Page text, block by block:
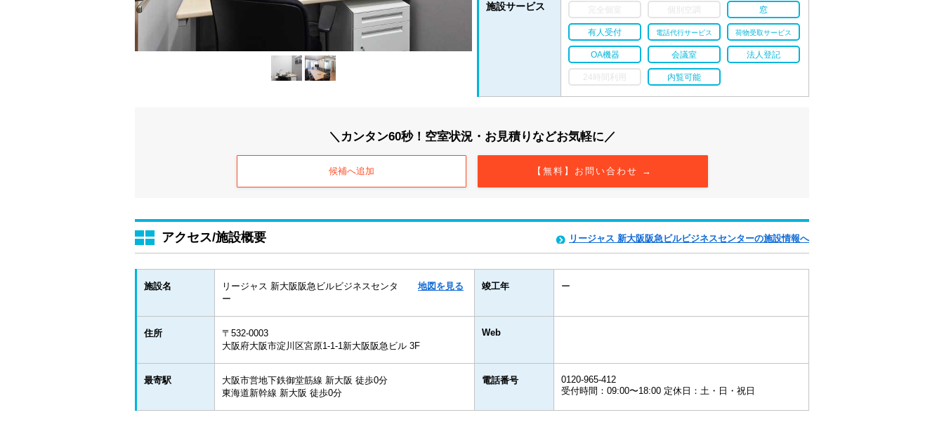
施設サービス 完全個室 個別空調 窓
有人受付 電話代行サービス 荷物受取サービス
OA機器 会議室 法人登記
24時間利用 内覧可能
＼カンタン60秒！空室状況・お見積りなどお気軽に／
【無料】お問い合わせ →
候補へ追加
アクセス/施設概要 リージャス 新大阪阪急ビルビジネスセンターの施設情報へ
施設名
リージャス 新大阪阪急ビルビジネスセンタ
ー
地図を見る 竣工年 ー
住所
〒532-0003
大阪府大阪市淀川区宮原1-1-1新大阪阪急ビル 3F
Web
最寄駅
大阪市営地下鉄御堂筋線 新大阪 徒歩0分
東海道新幹線 新大阪 徒歩0分
電話番号
0120-965-412
受付時間：09:00〜18:00 定休日：土・日・祝日